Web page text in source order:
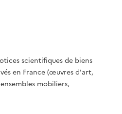
scientifiques de biens
en France (œuvres d'art,
mobiliers,